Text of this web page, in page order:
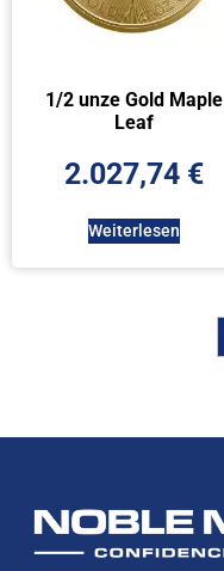
1/2 unze Gold Maple
Leaf
2.027,74 €
Weiterlesen